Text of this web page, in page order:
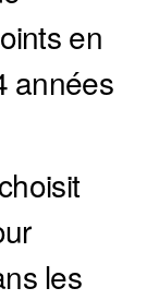
en
années
les